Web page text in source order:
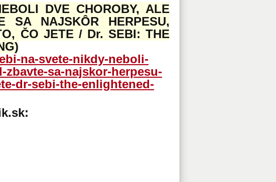
DVE CHOROBY, ALE
SA NAJSKÔR HERPESU,
ČO JETE / Dr. SEBI: THE
na-svete-nikdy-neboli-
zbavte-sa-najskor-herpesu-
dr-sebi-the-enlightened-